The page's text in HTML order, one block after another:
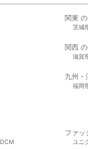
関東
茨城
関西
滋賀
九州・
福岡
DCM
ファッ
ユニ